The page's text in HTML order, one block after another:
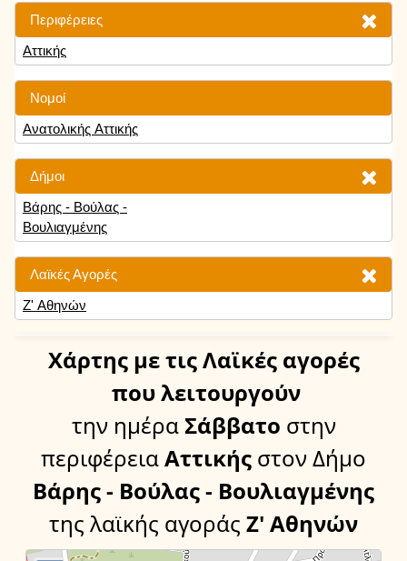
Περιφέρειες
Αττικής
Νομοί
Ανατολικής Αττικής
Δήμοι
Βάρης - Βούλας -
Βουλιαγμένης
Λαϊκές Αγορές
Ζ' Αθηνών
Χάρτης με τις Λαϊκές αγορές
που λειτουργούν
την ημέραΣάββατο στην
περιφέρειαΑττικής στον Δήμο
Βάρης - Βούλας - Βουλιαγμένης
της λαϊκής αγοράς Ζ' Αθηνών